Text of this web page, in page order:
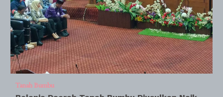
Tanah Bumbu